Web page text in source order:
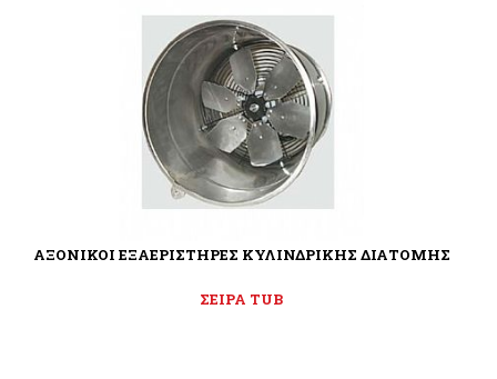
ΑΞΟΝΙΚΟΙ ΕΞΑΕΡΙΣΤΗΡΕΣ ΚΥΛΙΝΔΡΙΚΗΣ ΔΙΑΤΟΜΗΣ
ΣΕΙΡΑ TUB